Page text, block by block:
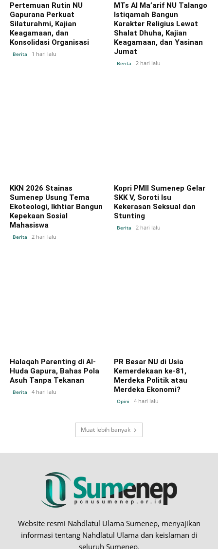
Pertemuan Rutin NU
Gapurana Perkuat
Silaturahmi, Kajian
Keagamaan, dan
Konsolidasi Organisasi
Berita 1 hari lalu
MTs Al Ma’arif NU Talango
Istiqamah Bangun
Karakter Religius Lewat
Shalat Dhuha, Kajian
Keagamaan, dan Yasinan
Jumat
Berita 2 hari lalu
KKN 2026 Stainas
Sumenep Usung Tema
Ekoteologi, Ikhtiar Bangun
Kepekaan Sosial
Mahasiswa
Berita 2 hari lalu
Kopri PMII Sumenep Gelar
SKK V, Soroti Isu
Kekerasan Seksual dan
Stunting
Berita 2 hari lalu
Halaqah Parenting di Al-
Huda Gapura, Bahas Pola
Asuh Tanpa Tekanan
Berita 4 hari lalu
PR Besar NU di Usia
Kemerdekaan ke-81,
Merdeka Politik atau
Merdeka Ekonomi?
Opini 4 hari lalu
Muat lebih banyak
Website resmi Nahdlatul Ulama Sumenep, menyajikan
informasi tentang Nahdlatul Ulama dan keislaman di
seluruh Sumenep.